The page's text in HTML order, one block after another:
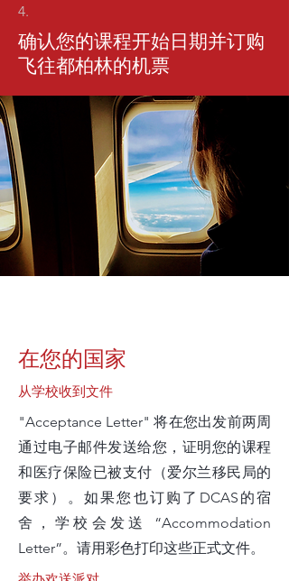
4.
确认您的课程开始日期并订购
飞往都柏林的机票
在您的国家
从学校收到文件
"Acceptance Letter" 将在您出发前两周
通过电子邮件发送给您，证明您的课程
和医疗保险已被支付（爱尔兰移民局的
要求）。如果您也订购了DCAS的宿
舍，学校会发送 “Accommodation
Letter”。请用彩色打印这些正式文件。